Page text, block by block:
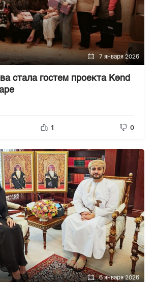
7 января 2026
стала гостем проекта Kənd
1 0
6 января 2026